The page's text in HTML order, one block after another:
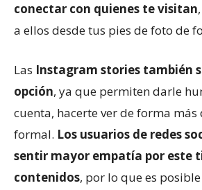
conectar con quienes te visitan
a ellos desde tus pies de foto de
Las Instagram stories también
opción, ya que permiten darle
cuenta, hacerte ver de forma más
formal. Los usuarios de redes
sentir mayor empatía por este
contenidos, por lo que es